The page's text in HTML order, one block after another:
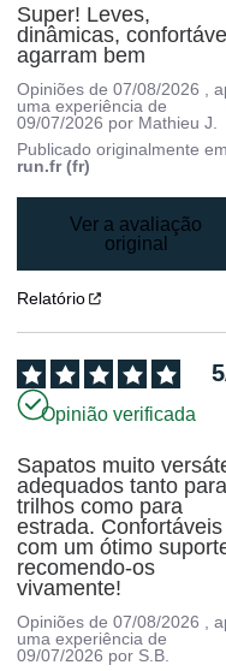
Super! Leves,
dinâmicas,
agarram bem
Opiniões de07/08/2026
,
uma experiência de
09/07/2026 por Mathieu J.
Publicado originalmente
run.fr (fr)
Ver a avaliação
original
Relatório
5
Opinião verificada
Sapatos muito
adequados tanto
trilhos como para
estrada. Confortáveis
com um ótimo
recomendo-os
vivamente!
Opiniões de07/08/2026 ,
uma experiência de
09/07/2026 por S.B.